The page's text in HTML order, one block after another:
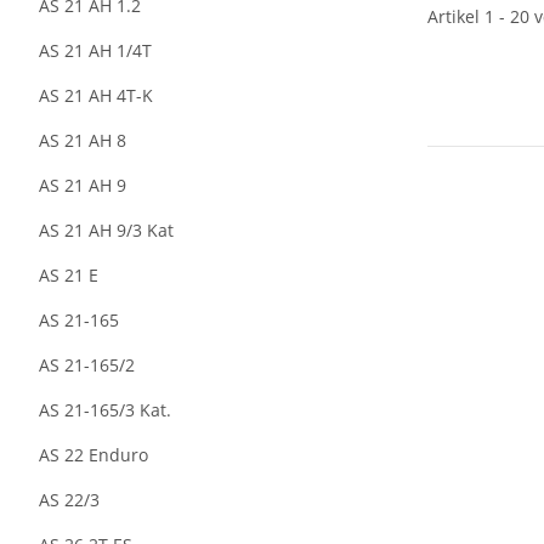
Artikel 1 - 20
AS 21 AH 1.2
AS 21 AH 1/4T
AS 21 AH 4T-K
AS 21 AH 8
AS 21 AH 9
AS 21 AH 9/3 Kat
AS 21 E
AS 21-165
AS 21-165/2
AS 21-165/3 Kat.
AS 22 Enduro
AS 22/3